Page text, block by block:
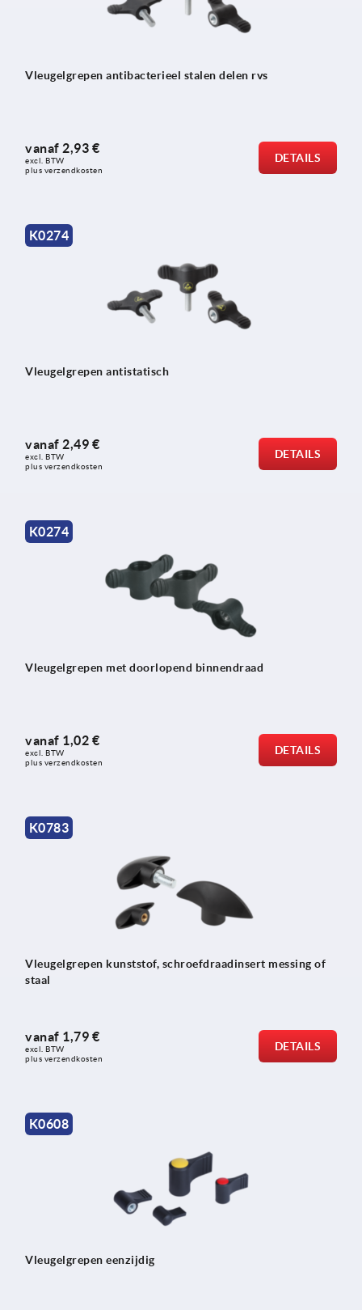
Vleugelgrepen antibacterieel stalen delen rvs
vanaf 2,93 €
excl. BTW
plus verzendkosten
DETAILS
K0274
Vleugelgrepen antistatisch
vanaf 2,49 €
excl. BTW
plus verzendkosten
DETAILS
K0274
Vleugelgrepen met doorlopend binnendraad
vanaf 1,02 €
excl. BTW
plus verzendkosten
DETAILS
K0783
Vleugelgrepen kunststof, schroefdraadinsert messing of
staal
vanaf 1,79 €
excl. BTW
plus verzendkosten
DETAILS
K0608
Vleugelgrepen eenzijdig